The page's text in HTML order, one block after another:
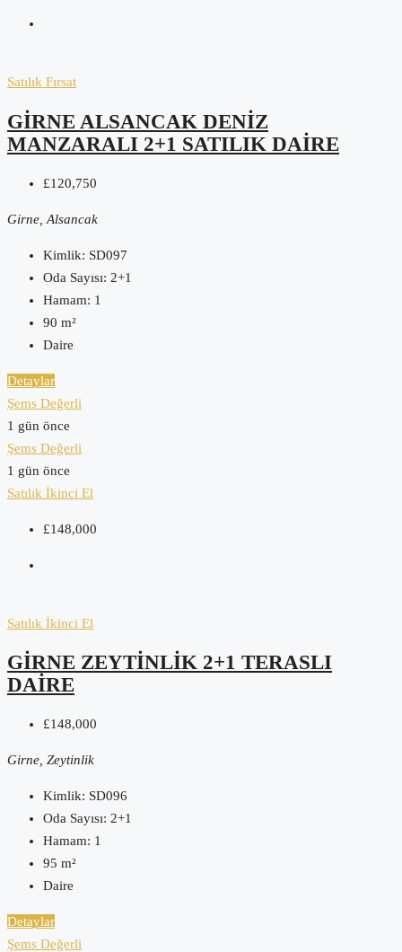
Satılık Fırsat
GIRNE ALSANCAK DENIZ
MANZARALI 2+1 SATILIK DAIRE
£120,750
Girne, Alsancak
Kimlik: SD097
Oda Sayısı: 2+1
Hamam: 1
90 m²
Daire
Detaylar
Şems Değerli
1 gün önce
Şems Değerli
1 gün önce
Satılık İkinci El
£148,000
Satılık İkinci El
GIRNE ZEYTINLIK 2+1 TERASLI
DAIRE
£148,000
Girne, Zeytinlik
Kimlik: SD096
Oda Sayısı: 2+1
Hamam: 1
95 m²
Daire
Detaylar
Şems Değerli